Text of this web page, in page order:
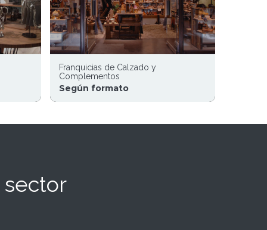
Franquicias de Calzado y
Complementos
Según formato